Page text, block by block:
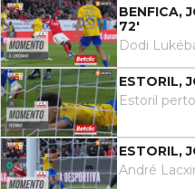
BENFICA,
72'
ESTORIL,
ESTORIL,